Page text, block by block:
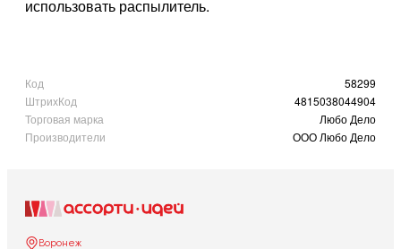
использовать распылитель.
Код
58299
ШтрихКод
4815038044904
Торговая марка
Любо Дело
Производители
ООО Любо Дело
Воронеж